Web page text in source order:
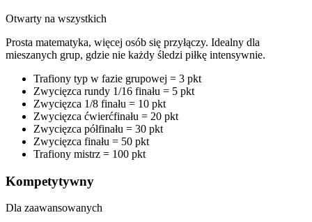
Otwarty na wszystkich
Prosta matematyka, więcej osób się przyłączy. Idealny dla
mieszanych grup, gdzie nie każdy śledzi piłkę intensywnie.
Trafiony typ w fazie grupowej = 3 pkt
Zwycięzca rundy 1/16 finału = 5 pkt
Zwycięzca 1/8 finału = 10 pkt
Zwycięzca ćwierćfinału = 20 pkt
Zwycięzca półfinału = 30 pkt
Zwycięzca finału = 50 pkt
Trafiony mistrz = 100 pkt
Kompetytywny
Dla zaawansowanych